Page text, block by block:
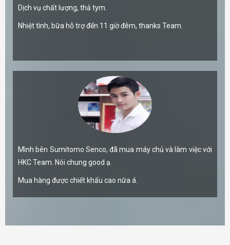
Dịch vụ chất lượng, thả tym.
Nhiệt tình, bữa hỗ trợ đến 11 giờ đêm, thanks Team.
Mình bên Sumitomo Senco, đã mua máy chủ và làm việc với
HKC Team. Nói chung good ạ.
Mua hàng được chiết khấu cao nữa á.